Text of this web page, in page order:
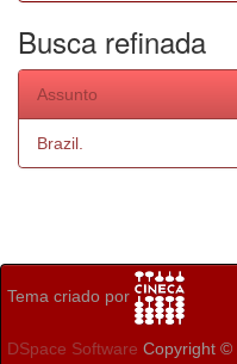
Busca refinada
Assunto
Brazil.
Tema criado por
DSpace Software Copyright ©